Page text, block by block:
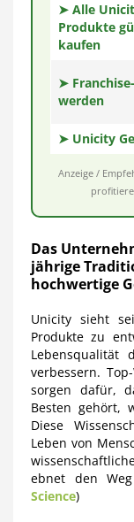
➤ Alle
Produkte
kaufen
➤
werden
➤ Unicity
Anzeige /
Das
jährige
hochwertige
Unicity sieht
Produkte zu
verbessern.
sorgen dafür,
Besten gehört,
Diese
Leben von
ebnet den
Science)